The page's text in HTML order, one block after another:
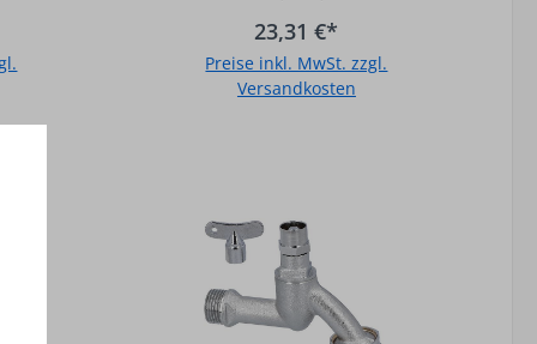
-
1 -
Matt
Rückflussverhinderer und
Rohrbelüfter - Mit
Schlauchanschluss -
Prüfzeichen PA-IX 985/1 -
23,31 €*
Preise inkl. MwSt. zzgl.
Versandkosten